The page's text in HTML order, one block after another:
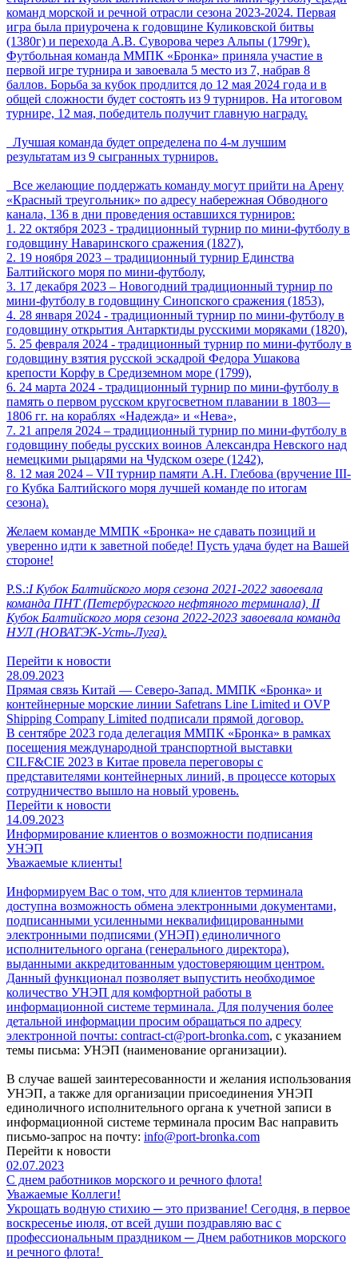
команд морской и речной отрасли сезона 2023-2024. Первая
игра была приурочена к годовщине Куликовской битвы
(1380г) и перехода А.В. Суворова через Альпы (1799г).
Футбольная команда ММПК «Бронка» приняла участие в
первой игре турнира и завоевала 5 место из 7, набрав 8
баллов. Борьба за кубок продлится до 12 мая 2024 года и в
общей сложности будет состоять из 9 турниров. На итоговом
турнире, 12 мая, победитель получит главную награду.
Лучшая команда будет определена по 4-м лучшим
результатам из 9 сыгранных турниров.
Все желающие поддержать команду могут прийти на Арену
«Красный треугольник» по адресу набережная Обводного
канала, 136 в дни проведения оставшихся турниров:
1. 22 октября 2023 - традиционный турнир по мини-футболу в
годовщину Наваринского сражения (1827),
2. 19 ноября 2023 – традиционный турнир Единства
Балтийского моря по мини-футболу,
3. 17 декабря 2023 – Новогодний традиционный турнир по
мини-футболу в годовщину Синопского сражения (1853),
4. 28 января 2024 - традиционный турнир по мини-футболу в
годовщину открытия Антарктиды русскими моряками (1820),
5. 25 февраля 2024 - традиционный турнир по мини-футболу в
годовщину взятия русской эскадрой Федора Ушакова
крепости Корфу в Средиземном море (1799),
6. 24 марта 2024 - традиционный турнир по мини-футболу в
память о первом русском кругосветном плавании в 1803—
1806 гг. на кораблях «Надежда» и «Нева»,
7. 21 апреля 2024 – традиционный турнир по мини-футболу в
годовщину победы русских воинов Александра Невского над
немецкими рыцарями на Чудском озере (1242),
8. 12 мая 2024 – VII турнир памяти А.Н. Глебова (вручение III-
го Кубка Балтийского моря лучшей команде по итогам
сезона).
Желаем команде ММПК «Бронка» не сдавать позиций и
уверенно идти к заветной победе! Пусть удача будет на Вашей
стороне!
P.S.:I Кубок Балтийского моря сезона 2021-2022 завоевала
команда ПНТ (Петербургского нефтяного терминала), II
Кубок Балтийского моря сезона 2022-2023 завоевала команда
НУЛ (НОВАТЭК-Усть-Луга).
Перейти к новости
28.09.2023
Прямая связь Китай — Северо-Запад. ММПК «Бронка» и
контейнерные морские линии Safetrans Line Limited и OVP
Shipping Company Limited подписали прямой договор.
В сентябре 2023 года делегация ММПК «Бронка» в рамках
посещения международной транспортной выставки
CILF&CIE 2023 в Китае провела переговоры с
представителями контейнерных линий, в процессе которых
сотрудничество вышло на новый уровень.
Перейти к новости
14.09.2023
Информирование клиентов о возможности подписания
УНЭП
Уважаемые клиенты!
Информируем Вас о том, что для клиентов терминала
доступна возможность обмена электронными документами,
подписанными усиленными неквалифицированными
электронными подписями (УНЭП) единоличного
исполнительного органа (генерального директора),
выданными аккредитованным удостоверяющим центром.
Данный функционал позволяет выпустить необходимое
количество УНЭП для комфортной работы в
информационной системе терминала. Для получения более
детальной информации просим обращаться по адресу
электронной почты: contract-ct@port-bronka.com, с указанием
темы письма: УНЭП (наименование организации).
В случае вашей заинтересованности и желания использования
УНЭП, а также для организации присоединения УНЭП
единоличного исполнительного органа к учетной записи в
информационной системе терминала просим Вас направить
письмо-запрос на почту: info@port-bronka.com
Перейти к новости
02.07.2023
С днем работников морского и речного флота!
Уважаемые Коллеги!
Укрощать водную стихию ─ это призвание! Сегодня, в первое
воскресенье июля, от всей души поздравляю вас с
профессиональным праздником ─ Днем работников морского
и речного флота!